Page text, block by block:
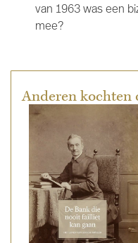
van 1963 was een
mee?
Anderen kochten